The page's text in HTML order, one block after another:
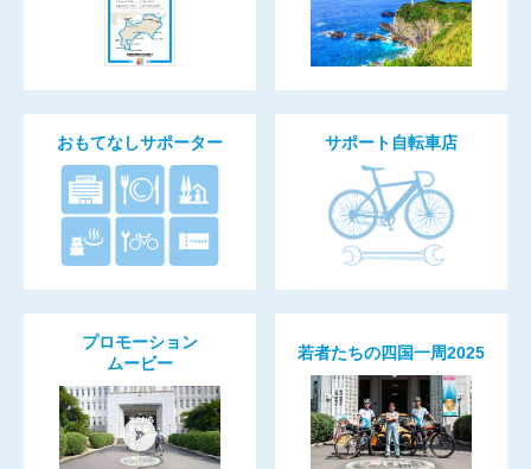
おもてなしサポーター サポート自転車店
プロモーション
ムービー
若者たちの四国一周2025